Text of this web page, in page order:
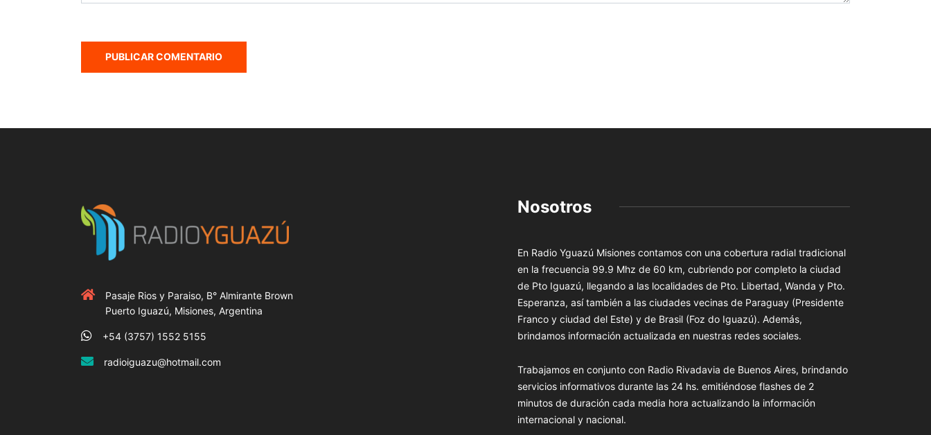
Pasaje Rios y Paraiso, B° Almirante Brown
Puerto Iguazú, Misiones, Argentina
+54 (3757) 1552 5155
radioiguazu@hotmail.com
Nosotros
En Radio Yguazú Misiones contamos con una cobertura radial tradicional
en la frecuencia 99.9 Mhz de 60 km, cubriendo por completo la ciudad
de Pto Iguazú, llegando a las localidades de Pto. Libertad, Wanda y Pto.
Esperanza, así también a las ciudades vecinas de Paraguay (Presidente
Franco y ciudad del Este) y de Brasil (Foz do Iguazú). Además,
brindamos información actualizada en nuestras redes sociales.
Trabajamos en conjunto con Radio Rivadavia de Buenos Aires, brindando
servicios informativos durante las 24 hs. emitiéndose flashes de 2
minutos de duración cada media hora actualizando la información
internacional y nacional.